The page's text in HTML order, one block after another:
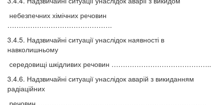
небезпечних хімічних речовин
……………………………………….
3.4.5. Надзвичайні ситуації унаслідок наявності в
навколишньому
середовищі шкідливих речовин ……………………………………..
3.4.6. Надзвичайні ситуації унаслідок аварій з викиданням
радіаційних